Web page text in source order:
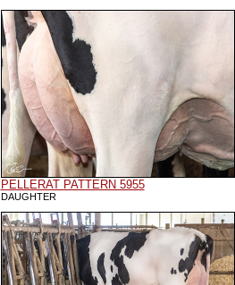
PELLERAT PATTERN 5955
DAUGHTER